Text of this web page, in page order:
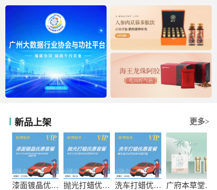
新品上架 更多>
漆面镀晶优惠套餐
抛光打蜡优惠套餐
洗车打蜡优惠套餐
广府本草堂元宝枫神经酸凝胶糖果